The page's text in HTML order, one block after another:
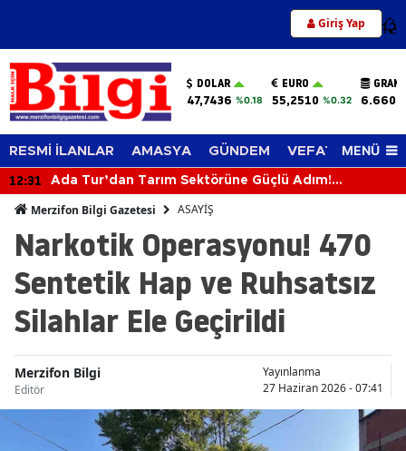
Giriş Yap 12
DOLAR
47,7436 %0.18
EURO
55,2510 %0.32
RESMİ İLANLAR AMASYA GÜNDEM VEFAT EDENLER
MENÜ
12:31
Ada Tur’dan Tarım Sektörüne Güçlü Adım!
Merzifon Bilgi Gazetesi ASAYİŞ
Narkotik Operasyonu! 470
Sentetik Hap ve Ruhsatsız
Silahlar Ele Geçirildi
Merzifon Bilgi
Editör
Yayınlanma
27 Haziran 2026 - 07:41